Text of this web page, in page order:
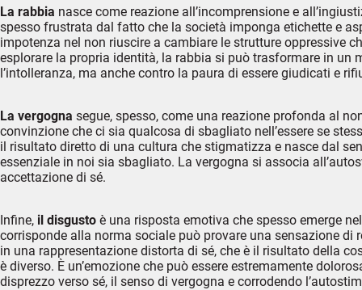
La rabbia nasce come reazione all’incomprensione e
spesso frustrata dal fatto che la società imponga etichette e
impotenza nel non riuscire a cambiare le strutture oppressive
esplorare la propria identità, la rabbia si può trasformare in un
l’intolleranza, ma anche contro la paura di essere giudicati e
La vergogna segue, spesso, come una reazione profonda al
convinzione che ci sia qualcosa di sbagliato nell’essere se
il risultato diretto di una cultura che stigmatizza e nasce dal
essenziale in noi sia sbagliato. La vergogna si associa
accettazione di sé.
Infine, il disgusto è una risposta emotiva che spesso emerge
corrisponde alla norma sociale può provare una sensazione
in una rappresentazione distorta di sé, che è il risultato della
è diverso. È un’emozione che può essere estremamente
disprezzo verso sé, il senso di vergogna e corrodendo